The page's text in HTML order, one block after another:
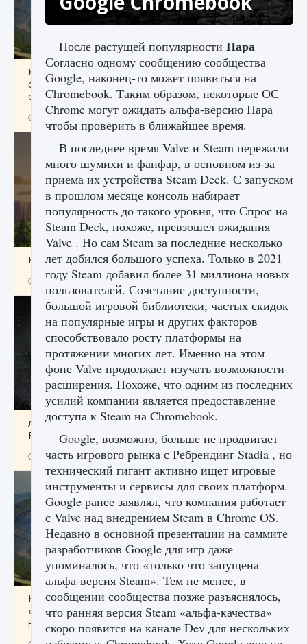
Как исправить ошибку Palworld «Идет
сохранение мира — Невозможно начать
сохранение данных мира»
9 августа 2024 2 511 0 0
Как заработать медали лиги Clash of Clans
9 августа 2024 2 599 0 1
лицензии, лиги, команды и стадионы в EA
FC 25
9 августа 2024 2 395 0 2
Как исправить ошибку Palworld EPalworld
«Идет сохранение мира — Невозможно
начать сохранение данных мира»
После растущей популярности Пара
Согласно одному сообщению сообщества
Google, наконец-то может появиться на
Chromebook. Таким образом, некоторые ОС
Chrome могут ожидать альфа-версию Пара
чтобы проверить в ближайшее время.
В последнее время Valve и Steam пережили
много шумихи и фанфар, в основном из-за
приема их устройства Steam Deck. С запуском
в прошлом месяце консоль набирает
популярность до такого уровня, что Спрос на
Steam Deck, похоже, превзошел ожидания
Valve . Но сам Steam за последние несколько
лет добился большого успеха. Только в 2021
году Steam добавил более 31 миллиона новых
пользователей. Сочетание доступности,
большой игровой библиотеки, частых скидок
на популярные игры и других факторов
способствовало росту платформы на
протяжении многих лет. Именно на этом
фоне Valve продолжает изучать возможности
расширения. Похоже, что одним из последних
усилий компании является предоставление
доступа к Steam на Chromebook.
Google, возможно, больше не продвигает
часть игрового рынка с Ребрендинг Stadia , но
технический гигант активно ищет игровые
инструменты и сервисы для своих платформ.
Google ранее заявлял, что компания работает
с Valve над внедрением Steam в Chrome OS.
Недавно в основной презентации на саммите
разработчиков Google для игр даже
упоминалось, что «только что запущена
альфа-версия Steam». Тем не менее, в
сообщении сообщества позже разъяснялось,
что ранняя версия Steam «альфа-качества»
скоро появится на канале Dev для нескольких